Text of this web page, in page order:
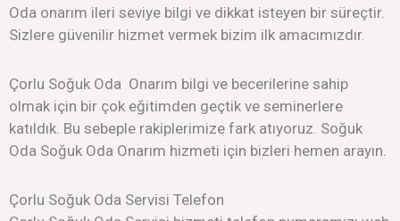
Oda onarım ileri seviye bilgi ve dikkat isteyen bir süreçtir.
Sizlere güvenilir hizmet vermek bizim ilk amacımızdır.
Çorlu Soğuk Oda Onarım bilgi ve becerilerine sahip
olmak için bir çok eğitimden geçtik ve seminerlere
katıldık. Bu sebeple rakiplerimize fark atıyoruz. Soğuk
Oda Soğuk Oda Onarım hizmeti için bizleri hemen arayın.
Çorlu Soğuk Oda Servisi Telefon